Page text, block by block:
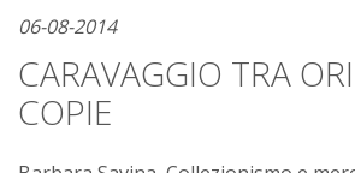
06-08-2014
CARAVAGGIO TRA
COPIE